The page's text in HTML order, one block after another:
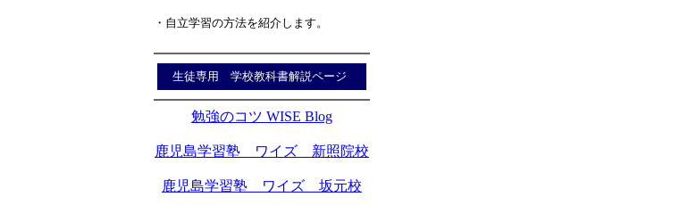
・自立学習の方法を紹介します。
生徒専用 学校教科書解説ページ
勉強のコツ WISE Blog
鹿児島学習塾 ワイズ 新照院校
鹿児島学習塾 ワイズ 坂元校